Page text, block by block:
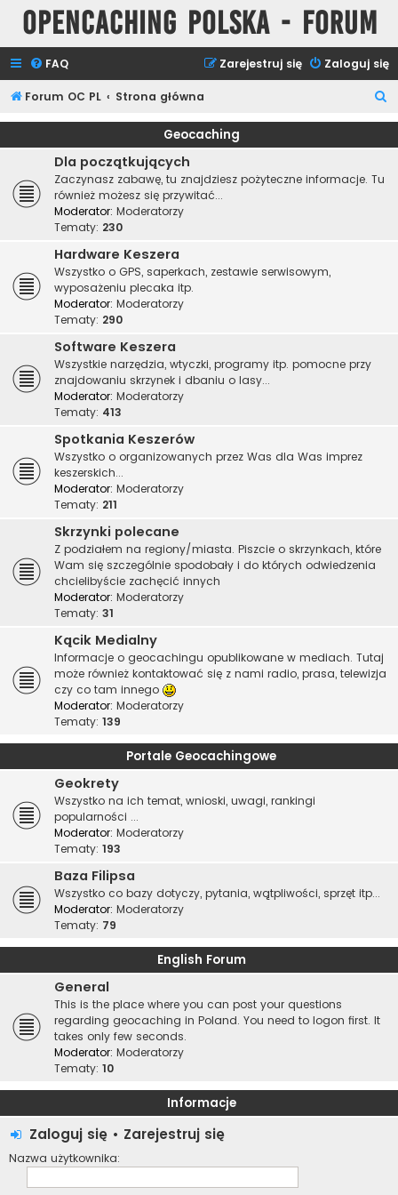
Opencaching Polska - Forum
FAQ Zaloguj się
Zarejestruj się
Forum OC PL Strona główna
z
Geocaching
Dla początkujących
Zaczynasz zabawę, tu znajdziesz pożyteczne informacje. Tu
również możesz się przywitać...
Moderator: Moderatorzy
Tematy: 230
Hardware Keszera
Wszystko o GPS, saperkach, zestawie serwisowym,
wyposażeniu plecaka itp.
Moderator: Moderatorzy
Tematy: 290
Software Keszera
Wszystkie narzędzia, wtyczki, programy itp. pomocne przy
znajdowaniu skrzynek i dbaniu o lasy...
Moderator: Moderatorzy
Tematy: 413
Spotkania Keszerów
Wszystko o organizowanych przez Was dla Was imprez
keszerskich...
Moderator: Moderatorzy
Tematy: 211
Skrzynki polecane
Z podziałem na regiony/miasta. Piszcie o skrzynkach, które
Wam się szczególnie spodobały i do których odwiedzenia
chcielibyście zachęcić innych
Moderator: Moderatorzy
Tematy: 31
Kącik Medialny
Informacje o geocachingu opublikowane w mediach. Tutaj
może również kontaktować się z nami radio, prasa, telewizja
czy co tam innego
Moderator: Moderatorzy
Tematy: 139
Portale Geocachingowe
Geokrety
Wszystko na ich temat, wnioski, uwagi, rankingi
popularności ...
Moderator: Moderatorzy
Tematy: 193
Baza Filipsa
Wszystko co bazy dotyczy, pytania, wątpliwości, sprzęt itp...
Moderator: Moderatorzy
Tematy: 79
English Forum
General
This is the place where you can post your questions
regarding geocaching in Poland. You need to logon first. It
takes only few seconds.
Moderator: Moderatorzy
Tematy: 10
Informacje
Zaloguj się • Zarejestruj się
Nazwa użytkownika: